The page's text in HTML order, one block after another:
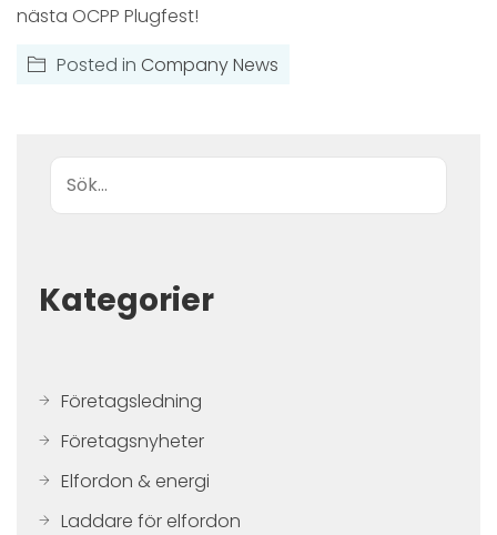
nästa OCPP Plugfest!
Posted in Company News
Sök
Kategorier
Företagsledning
Företagsnyheter
Elfordon & energi
Laddare för elfordon